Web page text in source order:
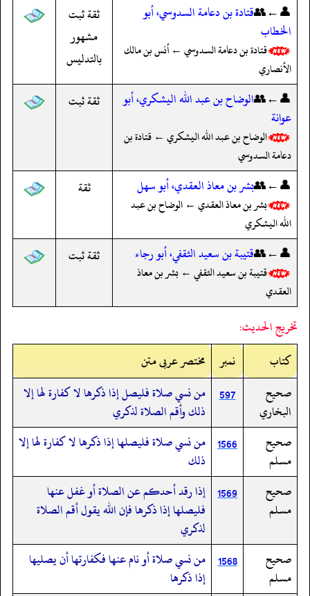
👤←👥قتادة بن دعامة السدوسي، أبو
الخطاب
قتادة بن دعامة السدوسي ← أنس بن مالك
الأنصاري
ثقة ثبت
مشهور
بالتدليس
👤←👥الوضاح بن عبد الله اليشكري، أبو
عوانة
الوضاح بن عبد الله اليشكري ← قتادة بن
دعامة السدوسي
ثقة ثبت
👤←👥بشر بن معاذ العقدي، أبو سهل
بشر بن معاذ العقدي ← الوضاح بن عبد
الله اليشكري
ثقة
👤←👥قتيبة بن سعيد الثقفي، أبو رجاء
قتيبة بن سعيد الثقفي ← بشر بن معاذ
العقدي
ثقة ثبت
تخريج الحديث:
کتاب
نمبر
مختصر عربی متن
صحيح
البخاري
597
من نسي صلاة فليصل إذا ذكرها لا كفارة لها إلا
ذلك وأقم الصلاة لذكري
صحيح
مسلم
1566 من نسي صلاة فليصلها إذا ذكرها لا كفارة لها إلا
ذلك
صحيح
مسلم
1569 إذا رقد أحدكم عن الصلاة أو غفل عنها
فليصلها إذا ذكرها فإن الله يقول أقم الصلاة
لذكري
صحيح
مسلم
1568 من نسي صلاة أو نام عنها فكفارتها أن يصليها
إذا ذكرها